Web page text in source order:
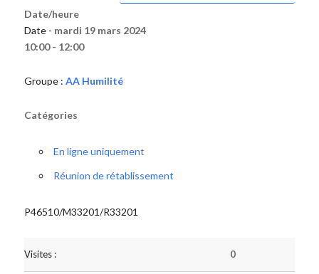
Date/heure
Date - mardi 19 mars 2024
10:00 - 12:00
Groupe : AA Humilité
Catégories
En ligne uniquement
Réunion de rétablissement
P46510/M33201/R33201
Visites : 0